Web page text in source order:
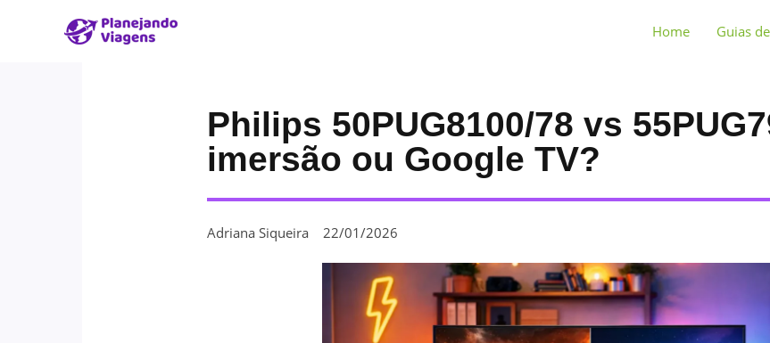
Home Guias
Philips 50PUG8100/78 vs
imersão ou Google TV?
Adriana Siqueira 22/01/2026